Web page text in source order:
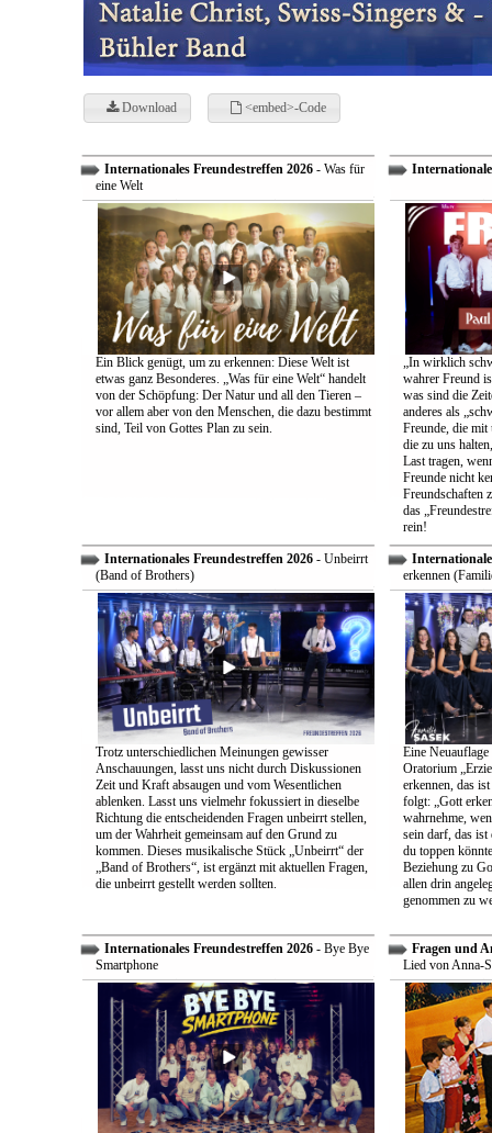
Download <embed>-Code
Internationales Freundestreffen 2026- Was für
eine Welt
Ein Blick genügt, um zu erkennen: Diese Welt ist
etwas ganz Besonderes. „Was für eine Welt“ handelt
von der Schöpfung: Der Natur und all den Tieren –
vor allem aber von den Menschen, die dazu bestimmt
sind, Teil von Gottes Plan zu sein.
„In wirklich
wahrer Freund
was sind die
anderes als
Freunde, die mit
die zu uns
Last tragen,
Freunde nicht
Freundschaften
das
rein!
Internationales Freundestreffen 2026- Unbeirrt
(Band of Brothers)
Trotz unterschiedlichen Meinungen gewisser
Anschauungen, lasst uns nicht durch Diskussionen
Zeit und Kraft absaugen und vom Wesentlichen
ablenken. Lasst uns vielmehr fokussiert in dieselbe
Richtung die entscheidenden Fragen unbeirrt stellen,
um der Wahrheit gemeinsam auf den Grund zu
kommen. Dieses musikalische Stück „Unbeirrt“ der
„Band of Brothers“, ist ergänzt mit aktuellen Fragen,
die unbeirrt gestellt werden sollten.
erkennen
Eine Neuauflage
Oratorium
erkennen, das
folgt: „Gott
wahrnehme,
sein darf, das ist
du toppen
Beziehung zu
allen drin
genommen zu
Internationales Freundestreffen 2026- Bye Bye
Smartphone
Fragen und
Lied von Anna-